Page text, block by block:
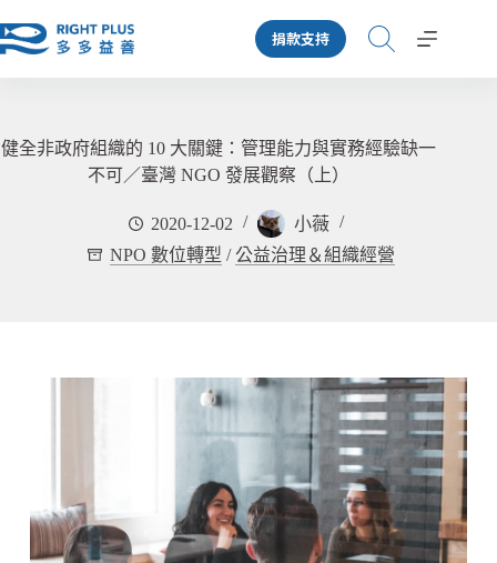
至
容
捐款支持
健全非政府組織的 10 大關鍵：管理能力與實務經驗缺一
不可／臺灣 NGO 發展觀察（上）
2020-12-02
小薇
NPO 數位轉型 /公益治理＆組織經營